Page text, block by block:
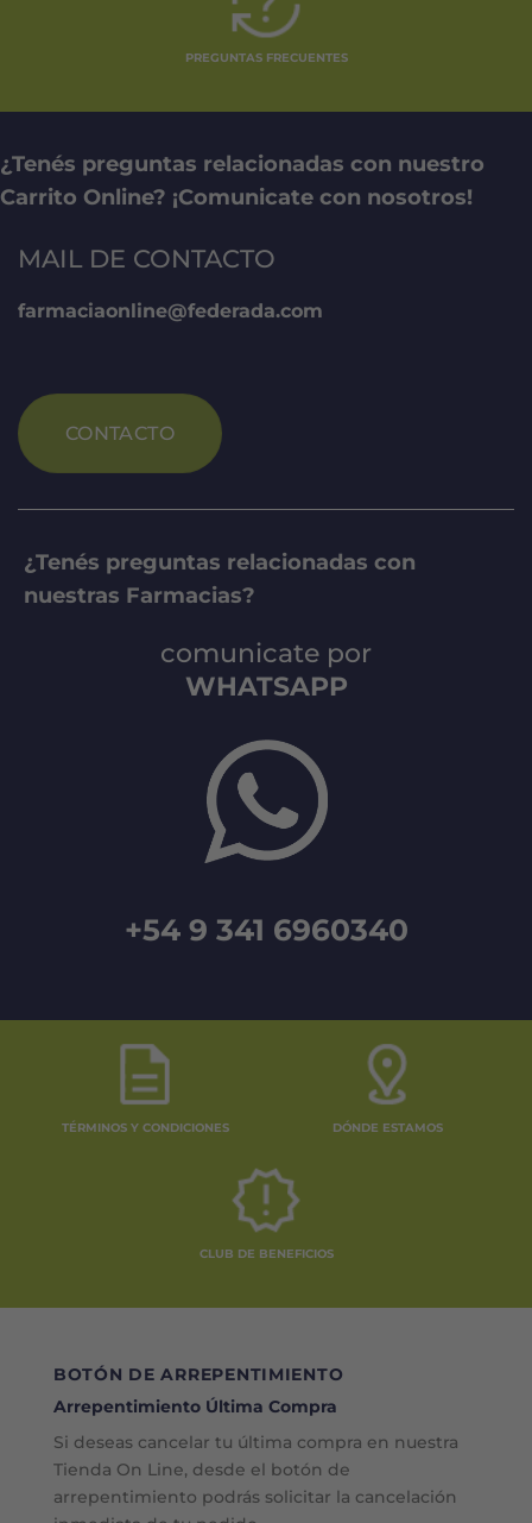
PREGUNTAS FRECUENTES
¿Tenés preguntas relacionadas con nuestro
Carrito Online? ¡Comunicate con nosotros!
MAIL DE CONTACTO
farmaciaonline@federada.com
CONTACTO
¿Tenés preguntas relacionadas con
nuestras Farmacias?
comunicate por
WHATSAPP
+54 9 341 6960340
TÉRMINOS Y CONDICIONES DÓNDE ESTAMOS
CLUB DE BENEFICIOS
BOTÓN DE ARREPENTIMIENTO
Arrepentimiento Última Compra
Si deseas cancelar tu última compra en nuestra
Tienda On Line, desde el botón de
arrepentimiento podrás solicitar la cancelación